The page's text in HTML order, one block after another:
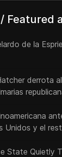
Featured
de la
derrota
Unidos y el
State Quietly